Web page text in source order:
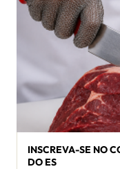
INSCREVA-SE NO
DO ES